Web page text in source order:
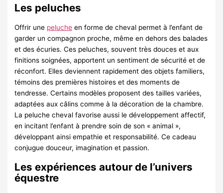
Les peluches
Offrir une peluche en forme de cheval permet à l’enfant de
garder un compagnon proche, même en dehors des balades
et des écuries. Ces peluches, souvent très douces et aux
finitions soignées, apportent un sentiment de sécurité et de
réconfort. Elles deviennent rapidement des objets familiers,
témoins des premières histoires et des moments de
tendresse. Certains modèles proposent des tailles variées,
adaptées aux câlins comme à la décoration de la chambre.
La peluche cheval favorise aussi le développement affectif,
en incitant l’enfant à prendre soin de son « animal »,
développant ainsi empathie et responsabilité. Ce cadeau
conjugue douceur, imagination et passion.
Les expériences autour de l’univers
équestre